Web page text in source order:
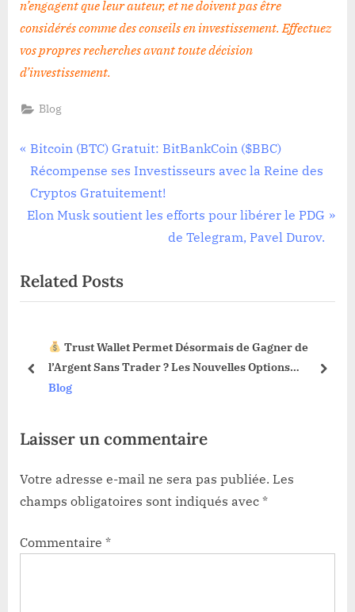
n’engagent que leur auteur, et ne doivent pas être
considérés comme des conseils en investissement. Effectuez
vos propres recherches avant toute décision
d’investissement.
Blog
Navigation
de
l’article
P
r
e
v
u
s
s
Bitcoin (BTC) Gratuit: BitBankCoin ($BBC)
Récompense ses Investisseurs avec la Reine des
Cryptos Gratuitement!
N
t
P
t
Elon Musk soutient les efforts pour libérer le PDG
de Telegram, Pavel Durov.
Related Posts
Trust Wallet Permet Désormais de Gagner de
l’Argent Sans Trader ? Les Nouvelles Options
Dévoilées !
Blog
prev next
Laisser un commentaire
Votre adresse e-mail ne sera pas publiée. Les
champs obligatoires sont indiqués avec *
Commentaire *